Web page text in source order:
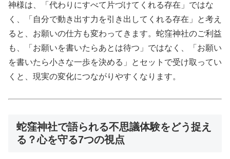
神様は、「代わりにすべて片づけてくれる存在」ではな
く、「自分で動き出す力を引き出してくれる存在」と考え
ると、お願いの仕方も変わってきます。蛇窪神社のご利益
も、「お願いを書いたらあとは待つ」ではなく、「お願い
を書いたら小さな一歩を決める」とセットで受け取ってい
くと、現実の変化につながりやすくなります。
蛇窪神社で語られる不思議体験をどう捉え
る？心を守る7つの視点